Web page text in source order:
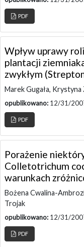
PDF
Wpływ uprawy
plantacji
zwykłym
Marek Gugała,
opublikowano: 12/31/
PDF
Porażenie
Colletotrichum
warunkach
Bożena Cwalina-
Trojak
opublikowano: 12/31/
PDF